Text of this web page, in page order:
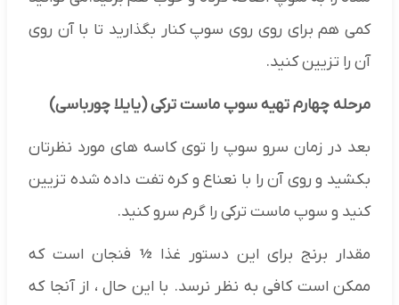
کمی هم برای روی روی سوپ کنار بگذارید تا با آن روی
آن را تزیین کنید.
مرحله چهارم تهیه سوپ ماست ترکی (یایلا چورباسی)
بعد در زمان سرو سوپ را توی کاسه های مورد نظرتان
بکشید و روی آن را با نعناع و کره تفت داده شده تزیین
کنید و سوپ ماست ترکی را گرم سرو کنید.
مقدار برنج برای این دستور غذا ½ فنجان است که
ممکن است کافی به نظر نرسد. با این حال ، از آنجا که